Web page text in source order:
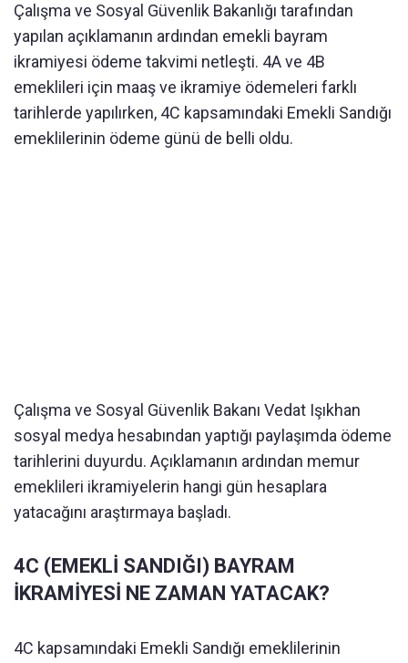
Çalışma ve Sosyal Güvenlik Bakanlığı tarafından
yapılan açıklamanın ardından emekli bayram
ikramiyesi ödeme takvimi netleşti. 4A ve 4B
emeklileri için maaş ve ikramiye ödemeleri farklı
tarihlerde yapılırken, 4C kapsamındaki Emekli Sandığı
emeklilerinin ödeme günü de belli oldu.
Çalışma ve Sosyal Güvenlik Bakanı Vedat Işıkhan
sosyal medya hesabından yaptığı paylaşımda ödeme
tarihlerini duyurdu. Açıklamanın ardından memur
emeklileri ikramiyelerin hangi gün hesaplara
yatacağını araştırmaya başladı.
4C (EMEKLİ SANDIĞI) BAYRAM
İKRAMİYESİ NE ZAMAN YATACAK?
4C kapsamındaki Emekli Sandığı emeklilerinin